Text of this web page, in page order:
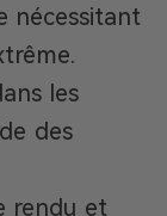
nécessitant
les
des
rendu et